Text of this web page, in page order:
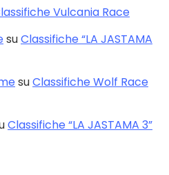
Vulcania Race
suClassifiche “LA JASTAMA
suClassifiche Wolf Race
Classifiche “LA JASTAMA 3”